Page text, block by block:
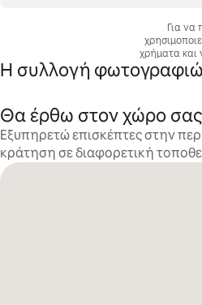
Για να
χρήματα και
Η συλλογή
Θα έρθω στον χώρο σας
Εξυπηρετώ επισκέπτες στην
κράτηση σε διαφορετική